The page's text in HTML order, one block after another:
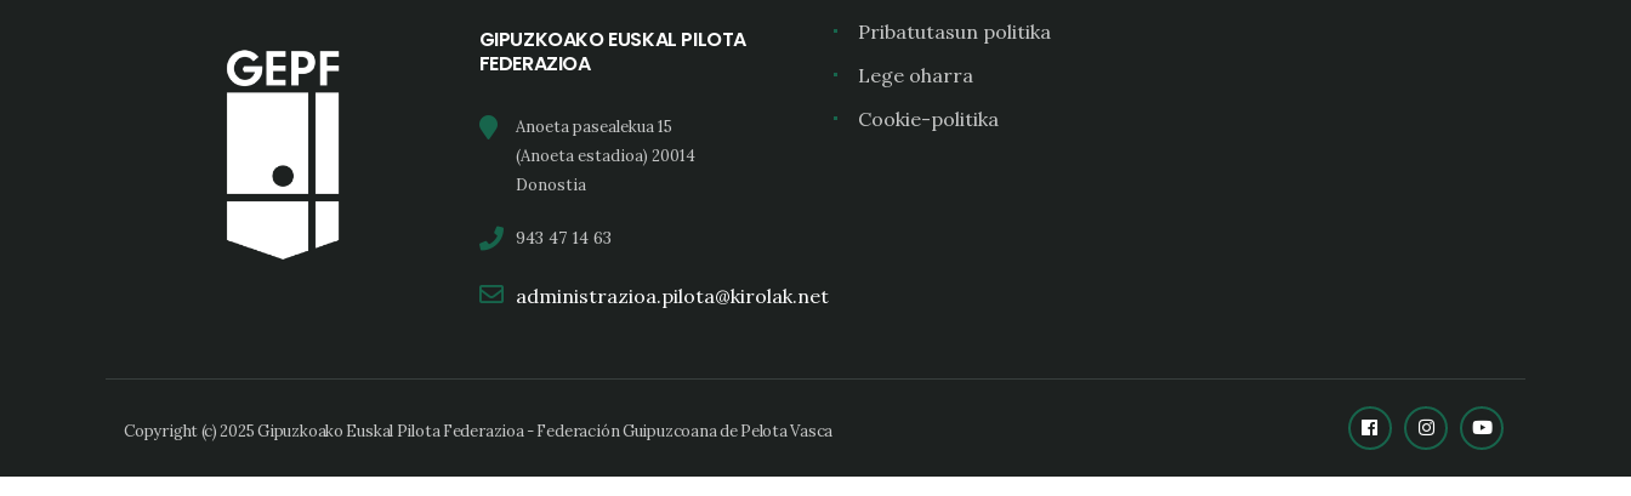
GIPUZKOAKO EUSKAL PILOTA
FEDERAZIOA
Anoeta pasealekua 15
(Anoeta estadioa) 20014
Donostia
943 47 14 63
administrazioa.pilota@kirolak.net
Pribatutasun politika
Lege oharra
Cookie-politika
Copyright (c) 2025 Gipuzkoako Euskal Pilota Federazioa - Federación Guipuzcoana de Pelota Vasca